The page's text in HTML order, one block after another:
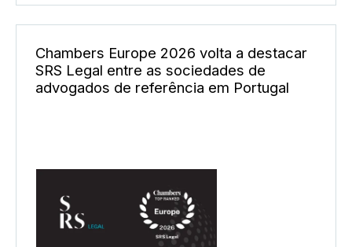
Chambers Europe 2026 volta a destacar
SRS Legal entre as sociedades de
advogados de referência em Portugal